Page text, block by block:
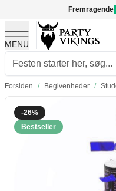
Fremragende
MENU
Skip to Content
Forsiden / Begivenheder /
-26%
Bestseller